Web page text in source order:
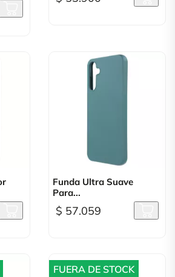
Funda Ultra Suave
Para...
$ 57.059
FUERA DE STOCK